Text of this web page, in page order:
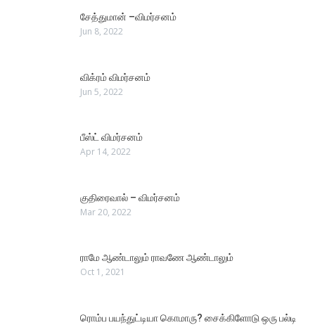
சேத்துமான் –விமர்சனம்
Jun 8, 2022
விக்ரம் விமர்சனம்
Jun 5, 2022
பீஸ்ட் விமர்சனம்
Apr 14, 2022
குதிரைவால் – விமர்சனம்
Mar 20, 2022
ராமே ஆண்டாலும் ராவணே ஆண்டாலும்
Oct 1, 2021
ரொம்ப பயந்துட்டியா கொமாரு? சைக்கிளோடு ஒரு பல்டி